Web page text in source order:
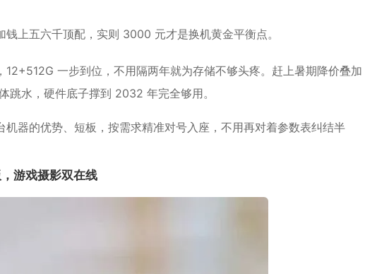
上五六千顶配，实则 3000 元才是换机黄金平衡点。
一步到位，不用隔两年就为存储不够头疼。赶上暑期降价叠加
跳水，硬件底子撑到 2032 年完全够用。
器的优势、短板，按需求精准对号入座，不用再对着参数表纠结半
游戏摄影双在线